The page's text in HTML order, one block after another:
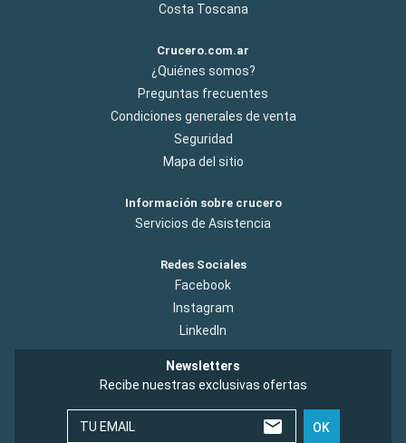
Costa Toscana
Crucero.com.ar
¿Quiénes somos?
Preguntas frecuentes
Condiciones generales de venta
Seguridad
Mapa del sitio
Información sobre crucero
Servicios de Asistencia
Redes Sociales
Facebook
Instagram
LinkedIn
Newsletters
Recibe nuestras exclusivas ofertas
TU EMAIL OK